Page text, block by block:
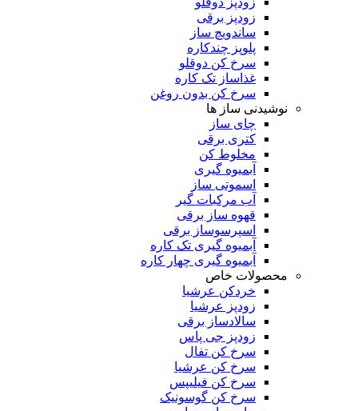
زودپز برقی
ساندویچ ساز
پلوپز چندکاره
سرخ کن دوقلو
غذاساز تک کاره
سرخ کن بدون روغن
نوشیدنی ساز ها
چای ساز
کتری برقی
مخلوط کن
آبمیوه گیری
اسموتی ساز
آب مرکبات گیر
قهوه ساز برقی
اسپرسوساز برقی
آبمیوه گیری تک کاره
آبمیوه گیری چهار کاره
محصولات خاص
خردکن عرشیا
زودپز عرشیا
سالادساز برقی
زودپز جی پاس
سرخ کن تفال
سرخ کن عرشیا
سرخ کن فیلیپس
سرخ کن گوسونیک